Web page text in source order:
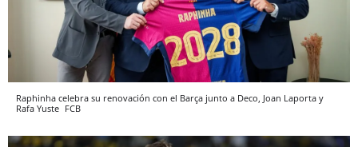
Raphinha celebra su renovación con el Barça junto a Deco, Joan Laporta y
Rafa Yuste FCB